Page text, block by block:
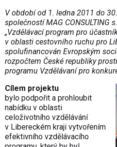
V období od 1. ledna 2011 do
společností MAG CONSULTING
„Vzdělávací program pro
v oblasti cestovního ruchu pro
spolufinancován Evropským
rozpočtem České republiky
programu Vzdělávaní pro
Cílem projektu
bylo podpořit a prohloubit
nabídku v oblasti
celoživotního vzdělávání
v Libereckém kraji vytvořením
efektivního vzdělávacího